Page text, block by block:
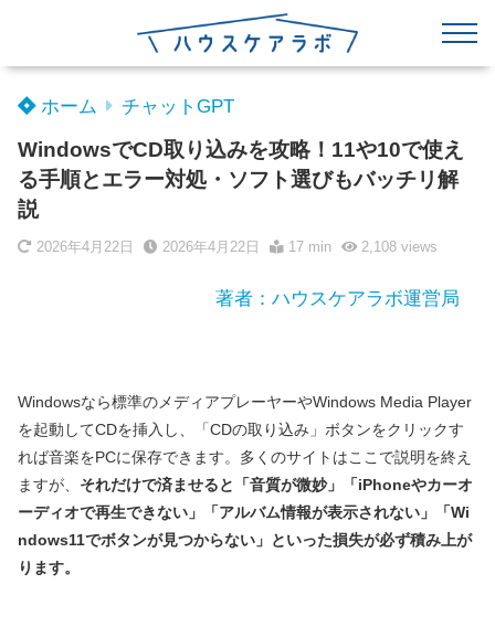
ホーム チャットGPT
WindowsでCD取り込みを攻略！11や10で使え
る手順とエラー対処・ソフト選びもバッチリ解
説
2026年4月22日 2026年4月22日 17 min 2,108views
著者：ハウスケアラボ運営局
Windowsなら標準のメディアプレーヤーやWindows Media Player
を起動してCDを挿入し、「CDの取り込み」ボタンをクリックす
れば音楽をPCに保存できます。多くのサイトはここで説明を終え
ますが、 それだけで済ませると「音質が微妙」「iPhoneやカーオ
ーディオで再生できない」「アルバム情報が表示されない」「Wi
ndows11でボタンが見つからない」といった損失が必ず積み上が
ります。